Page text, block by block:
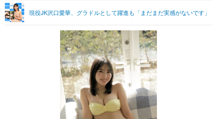
ショッピング その他
現役JK沢口愛華、グラドルとして躍進も「まだまだ実感がないです」